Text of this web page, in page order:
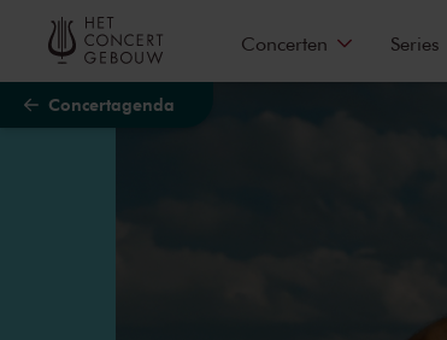
Naar hoofdcontent
Concertagenda
Concerten Series